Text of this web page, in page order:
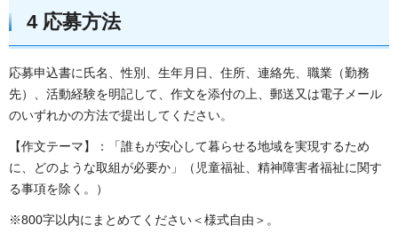
4 応募方法
応募申込書に氏名、性別、生年月日、住所、連絡先、職業（勤務
先）、活動経験を明記して、作文を添付の上、郵送又は電子メール
のいずれかの方法で提出してください。
【作文テーマ】：「誰もが安心して暮らせる地域を実現するため
に、どのような取組が必要か」（児童福祉、精神障害者福祉に関す
る事項を除く。）
※800字以内にまとめてください＜様式自由＞。